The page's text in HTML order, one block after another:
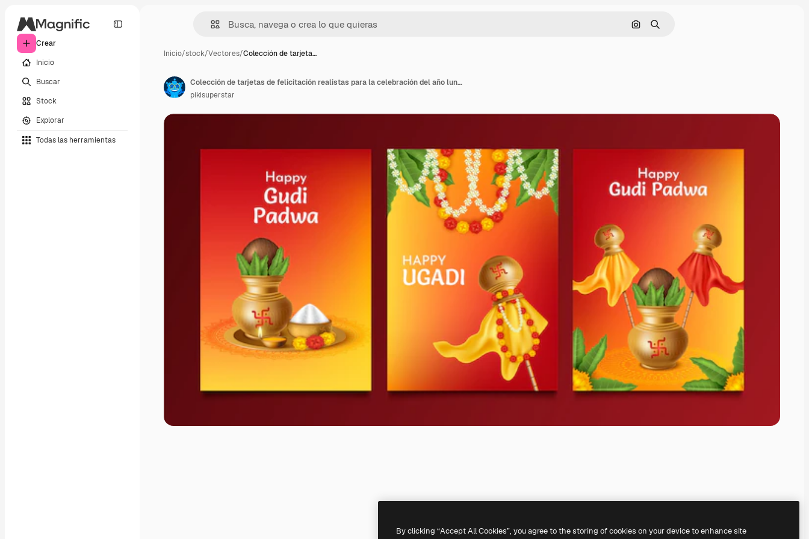
Crear
Inicio
Buscar
Stock
Explorar
Todas las herramientas
Buscar por imagen
Buscar
Inicio/stock/Vectores/Colección de tarjeta…
Colección de tarjetas de felicitación realistas para la celebración del año lunar de ugadi
pikisuperstar
By clicking “Accept All Cookies”, you agree to the storing of cookies on your device to enhance site